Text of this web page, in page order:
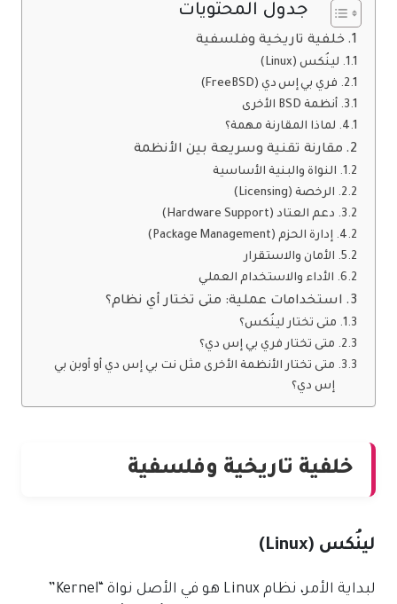
جدول المحتويات
خلفية تاريخية وفلسفية
لينُكس (Linux)
فري بي إس دي (FreeBSD)
أنظمة BSD الأخرى
لماذا المقارنة مهمة؟
مقارنة تقنية وسريعة بين الأنظمة
النواة والبنية الأساسية
الرخصة (Licensing)
دعم العتاد (Hardware Support)
إدارة الحزم (Package Management)
الأمان والاستقرار
الأداء والاستخدام العملي
استخدامات عملية: متى تختار أي نظام؟
متى تختار لينُكس؟
متى تختار فري بي إس دي؟
متى تختار الأنظمة الأخرى مثل نت بي إس دي أو أوبن بي
إس دي؟
خلفية تاريخية وفلسفية
لينُكس (Linux)
لبداية الأمر، نظام Linux هو في الأصل نواة “Kernel”